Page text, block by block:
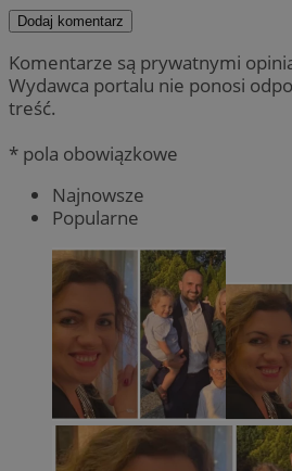
Dodaj komentarz
Komentarze są prywatnymi
Wydawca portalu nie ponosi
treść.
* pola obowiązkowe
Najnowsze
Popularne